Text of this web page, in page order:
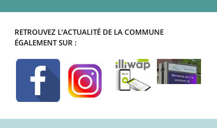
RETROUVEZ L’ACTUALITÉ DE LA COMMUNE
ÉGALEMENT SUR :